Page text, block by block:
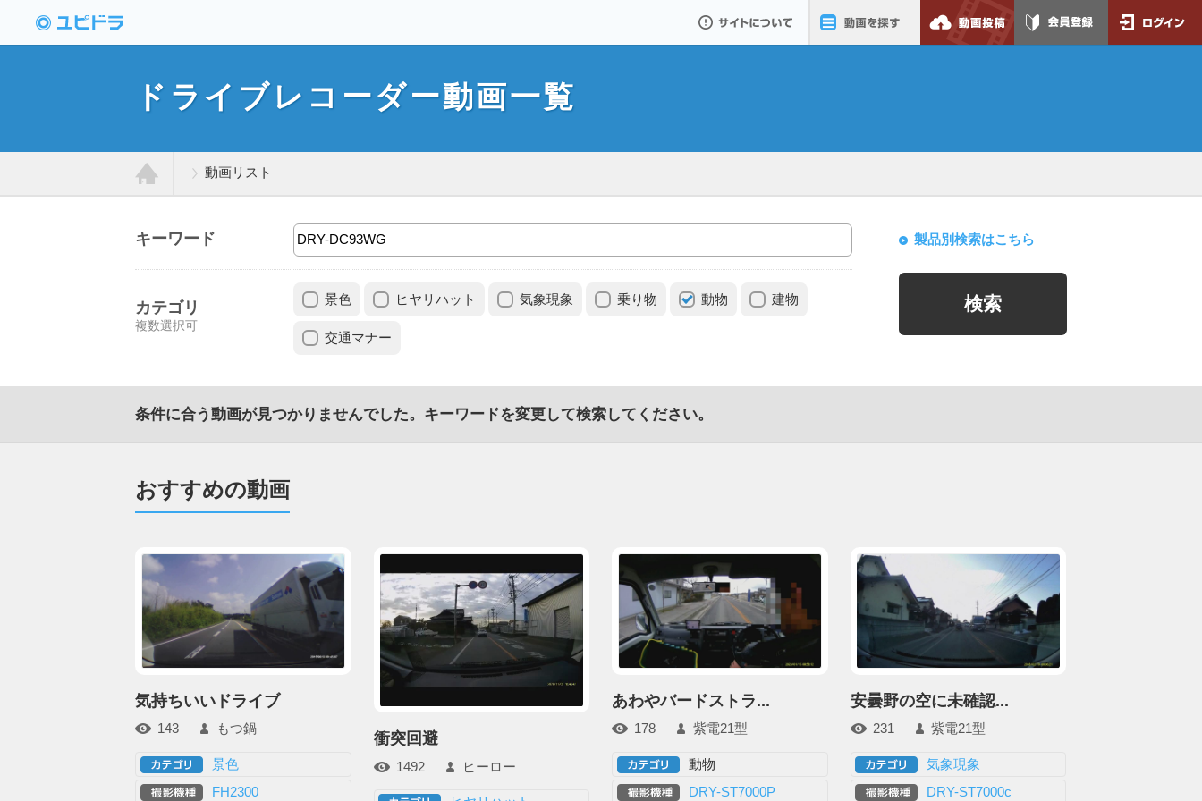
ドライブレコーダー動画一覧
ム
動画リスト
キーワード
カテゴリ
複数選択可
景色 ヒヤリハット 気象現象 乗り物 動物 建物
交通マナー
製品別検索はこちら
条件に合う動画が見つかりませんでした。キーワードを変更して検索してください。
おすすめの動画
気持ちいいドライブ
143 もつ鍋
景色
FH2300
衝突回避
1492 ヒーロー
あわやバードストラ...
178 紫電21型
動物
DRY-ST7000P
安曇野の空に未確認...
231 紫電21型
気象現象
DRY-ST7000c